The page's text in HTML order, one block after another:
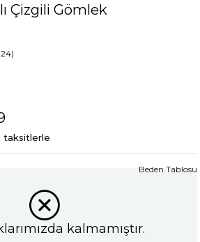
Çizgili Gömlek
taksitlerle
kalmamıştır.
Beden Tablosu